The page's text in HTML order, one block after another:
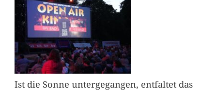
Ist die Sonne untergegangen, entfaltet das